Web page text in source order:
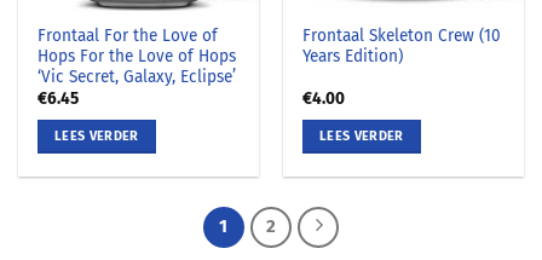
Frontaal For the Love of
Hops For the Love of Hops
‘Vic Secret, Galaxy, Eclipse’
€6.45
LEES VERDER
Frontaal Skeleton Crew (10
Years Edition)
€4.00
LEES VERDER
1 2